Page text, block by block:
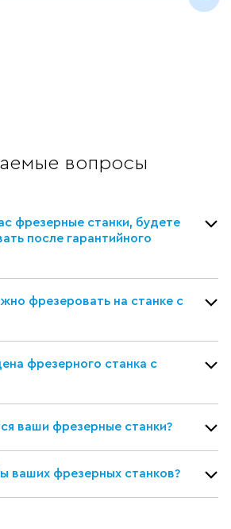
вопросы
фрезерные станки, будете
после гарантийного
фрезеровать на станке с
фрезерного станка с
ваши фрезерные станки?
ваших фрезерных станков?